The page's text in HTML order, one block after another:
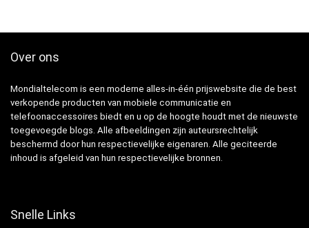
Over ons
Mondialtelecom is een moderne alles-in-één prijswebsite die de best
verkopende producten van mobiele communicatie en
telefoonaccessoires biedt en u op de hoogte houdt met de nieuwste
toegevoegde blogs. Alle afbeeldingen zijn auteursrechtelijk
beschermd door hun respectievelijke eigenaren. Alle geciteerde
inhoud is afgeleid van hun respectievelijke bronnen.
Snelle Links